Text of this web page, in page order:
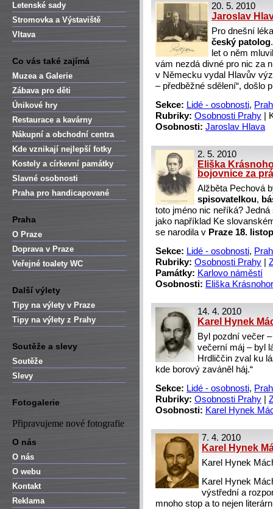
Letenské sady
Stromovka a Výstaviště
Vltava
Co vás také zajímá
Muzea a Galerie
Zábava pro děti
Únikové hry
Restaurace a kavárny
Nákupní a obchodní centra
Kde vznikají nejlepší fotky
Kostely a církevní památky
Slavné osobnosti
Praha pro handicapované
Praha
O Praze
Doprava v Praze
Veřejné toalety WC
Další výlety
Tipy na výlety v Praze
Tipy na výlety z Prahy
Soutěže a slevy
Soutěže
Slevy
Fotogalerie
Připravujeme nové fotografie
O nás
O nás
O webu
Kontakt
Reklama
20. 5. 2010
Jaroslav
Pro dnešní
český patolog
let o něm
vám nezdá divné pro nic za
v Německu vydal Hlavův
– předběžné sdělení“, došlo
Sekce: Lidé - osobnosti,
Rubriky: Osobnosti Prahy
Osobnosti: Jaroslav Hlava
2. 5. 2010
Eliška
bojovnice za
Alžběta Pechová
spisovatelkou,
toto jméno nic neříká?
jako například Ke
se narodila v Praze 18.
Sekce: Lidé - osobnosti,
Rubriky: Osobnosti Prahy
Památky: Karlovo náměstí
Osobnosti: Eliška
14. 4. 2010
Karel Hynek
Byl pozdní večer
večerní máj – byl
Hrdliččin zval ku
kde borový zaváněl háj.“
Sekce: Lidé - osobnosti,
Rubriky: Osobnosti Prahy
Osobnosti: Karel Hynek
7. 4. 2010
Karel Hynek
Karel Hynek
Karel Hynek
výstřední a
mnoho stop a to nejen